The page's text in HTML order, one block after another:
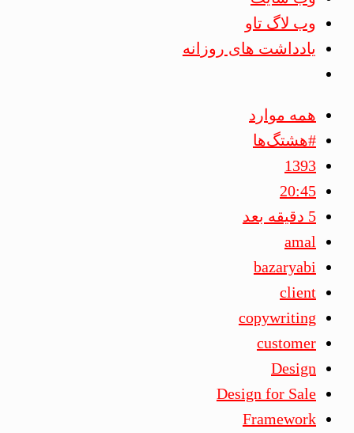
وب لاگ تاو
یادداشت های روزانه
همه موارد
#هشتگ‌ها
1393
20:45
5 دقیقه بعد
amal
bazaryabi
client
copywriting
customer
Design
Design for Sale
Framework